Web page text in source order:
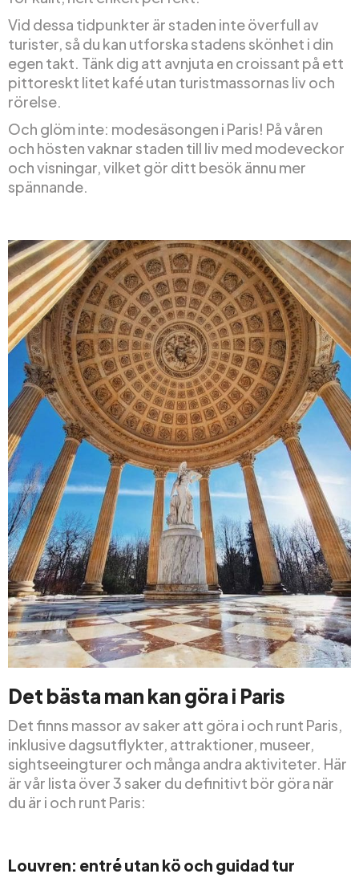
Vid dessa tidpunkter är staden inte överfull av
turister, så du kan utforska stadens skönhet i din
egen takt. Tänk dig att avnjuta en croissant på ett
pittoreskt litet kafé utan turistmassornas liv och
rörelse.
Och glöm inte: modesäsongen i Paris! På våren
och hösten vaknar staden till liv med modeveckor
och visningar, vilket gör ditt besök ännu mer
spännande.
Det bästa man kan göra i Paris
Det finns massor av saker att göra i och runt Paris,
inklusive dagsutflykter, attraktioner, museer,
sightseeingturer och många andra aktiviteter. Här
är vår lista över 3 saker du definitivt bör göra när
du är i och runt Paris:
Louvren: entré utan kö och guidad tur